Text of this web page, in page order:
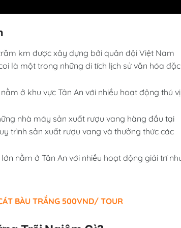
km được xây dựng bởi quân đội Việt Nam
là một trong những di tích lịch sử văn hóa đặc
ở khu vực Tân An với nhiều hoạt động thú vị
nhà máy sản xuất rượu vang hàng đầu tại
trình sản xuất rượu vang và thưởng thức các
nằm ở Tân An với nhiều hoạt động giải trí
BÀU TRẮNG 500VND/ TOUR